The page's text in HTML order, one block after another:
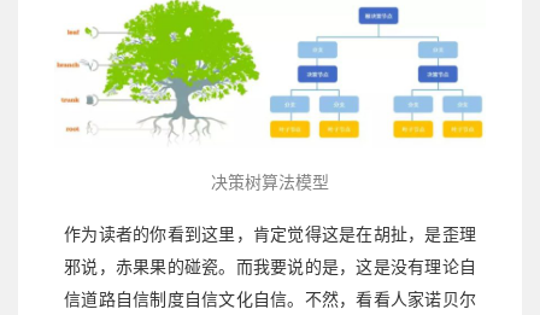
决策树算法模型
作为读者的你看到这里，肯定觉得这是在胡扯，是歪理
邪说，赤果果的碰瓷。而我要说的是，这是没有理论自
信道路自信制度自信文化自信。不然，看看人家诺贝尔